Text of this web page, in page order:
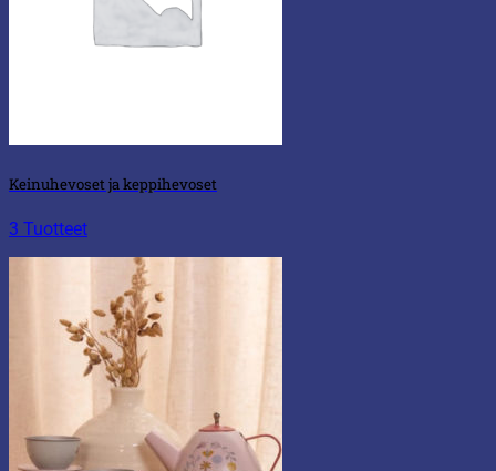
Keinuhevoset ja keppihevoset
3 Tuotteet